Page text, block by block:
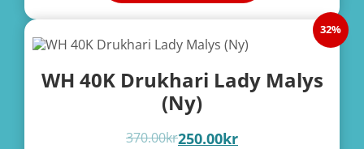
32%
WH 40K Drukhari Lady Malys
(Ny)
370.00kr250.00kr